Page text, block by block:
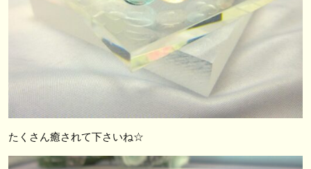
たくさん癒されて下さいね☆